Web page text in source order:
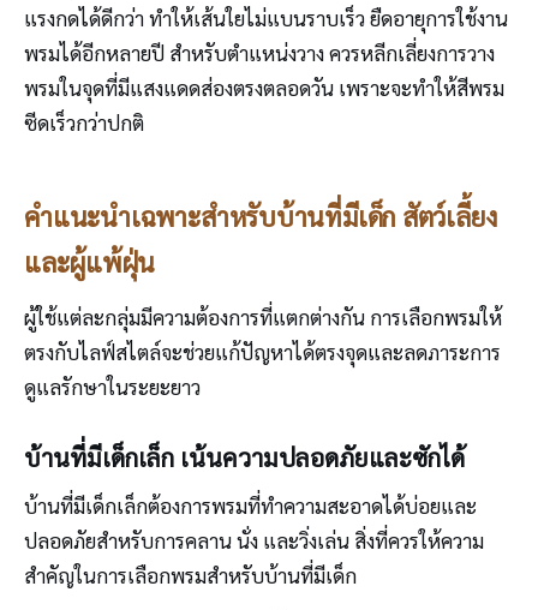
แรงกดได้ดีกว่า ทำให้เส้นใยไม่แบนราบเร็ว ยืดอายุการใช้งาน
พรมได้อีกหลายปี สำหรับตำแหน่งวาง ควรหลีกเลี่ยงการวาง
พรมในจุดที่มีแสงแดดส่องตรงตลอดวัน เพราะจะทำให้สีพรม
ซีดเร็วกว่าปกติ
คำแนะนำเฉพาะสำหรับบ้านที่มีเด็ก สัตว์เลี้ยง
และผู้แพ้ฝุ่น
ผู้ใช้แต่ละกลุ่มมีความต้องการที่แตกต่างกัน การเลือกพรมให้
ตรงกับไลฟ์สไตล์จะช่วยแก้ปัญหาได้ตรงจุดและลดภาระการ
ดูแลรักษาในระยะยาว
บ้านที่มีเด็กเล็ก เน้นความปลอดภัยและซักได้
บ้านที่มีเด็กเล็กต้องการพรมที่ทำความสะอาดได้บ่อยและ
ปลอดภัยสำหรับการคลาน นั่ง และวิ่งเล่น สิ่งที่ควรให้ความ
สำคัญในการเลือกพรมสำหรับบ้านที่มีเด็ก